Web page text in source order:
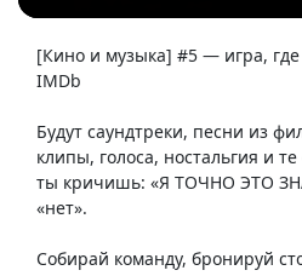
[Кино и музыка] #5 — игра, где
IMDb
Будут саундтреки, песни из
клипы, голоса, ностальгия и
ты кричишь: «Я ТОЧНО ЭТО
«нет».
Собирай команду, бронируй